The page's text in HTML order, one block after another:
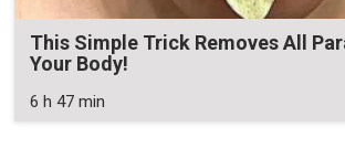
This Simple Trick Removes All
Your Body!
6 h 47 min